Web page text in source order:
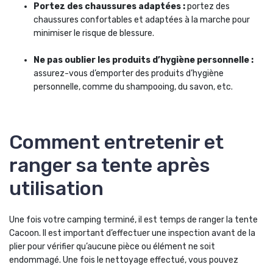
Portez des chaussures adaptées :portez des
chaussures confortables et adaptées à la marche pour
minimiser le risque de blessure.
Ne pas oublier les produits d’hygiène personnelle :
assurez-vous d’emporter des produits d’hygiène
personnelle, comme du shampooing, du savon, etc.
Comment entretenir et
ranger sa tente après
utilisation
Une fois votre camping terminé, il est temps de ranger la tente
Cacoon. Il est important d’effectuer une inspection avant de la
plier pour vérifier qu’aucune pièce ou élément ne soit
endommagé. Une fois le nettoyage effectué, vous pouvez